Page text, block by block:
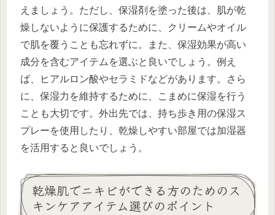
えましょう。ただし、保湿剤を塗った後は、肌が乾
燥しないように保護するために、クリームやオイル
で肌を覆うことも忘れずに。また、保湿効果が高い
成分を含むアイテムを選ぶと良いでしょう。例え
ば、ヒアルロン酸やセラミドなどがあります。さら
に、保湿力を維持するために、こまめに保湿を行う
ことも大切です。外出先では、持ち歩き用の保湿ス
プレーを使用したり、乾燥しやすい部屋では加湿器
を活用すると良いでしょう。
乾燥肌でニキビができる方のためのス
キンケアアイテム選びのポイント